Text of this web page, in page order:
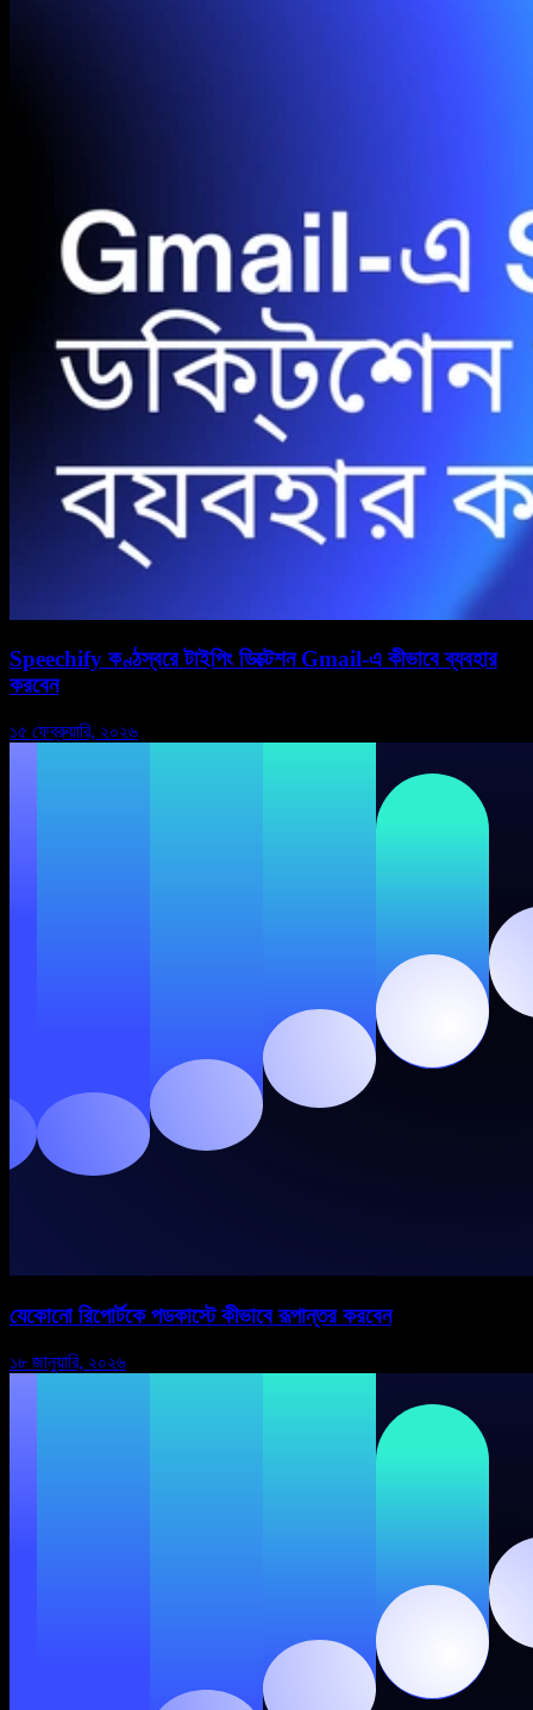
Speechify কণ্ঠস্বরে টাইপিং ডিক্টেশন Gmail-এ কীভাবে ব্যবহার
করবেন
১৫ ফেব্রুয়ারি, ২০২৬
যেকোনো রিপোর্টকে পডকাস্টে কীভাবে রূপান্তর করবেন
১৮ জানুয়ারি, ২০২৬